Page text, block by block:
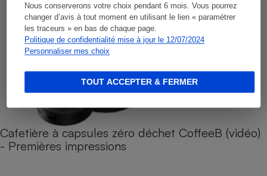
Nous conserverons votre choix pendant 6 mois. Vous pourrez
changer d’avis à tout moment en utilisant le lien « paramétrer
les traceurs » en bas de chaque page.
Politique de confidentialité mise à jour le 12/07/2024
Personnaliser mes choix
TOUT ACCEPTER & FERMER
Cafetière à capsules zéro déchet CoffeeB (vidéo)
- Premières impressions